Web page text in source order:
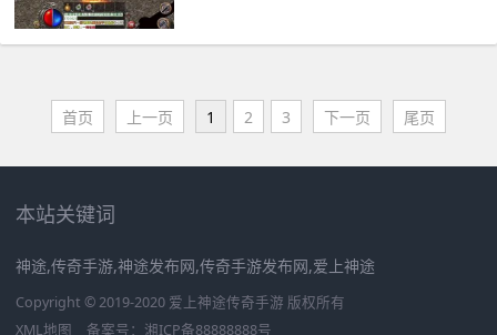
首页 上一页 1 2 3 下一页 尾页
本站关键词
神途,传奇手游,神途发布网,传奇手游发布网,爱上神途
Copyright © 2019-2020 爱上神途传奇手游 版权所有
XML地图
备案号： 湘ICP备88888888号